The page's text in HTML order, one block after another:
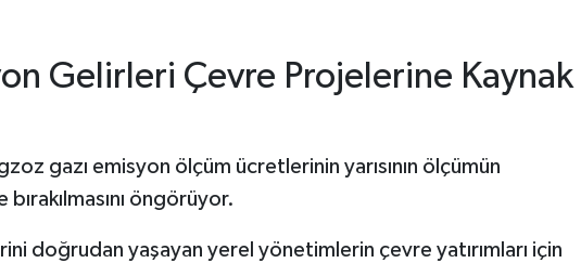
Gelirleri Çevre Projelerine Kaynak
gazı emisyon ölçüm ücretlerinin yarısının ölçümün
öngörüyor.
doğrudan yaşayan yerel yönetimlerin çevre yatırımları için